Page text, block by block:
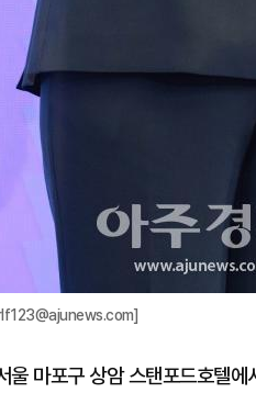
울 마포구 상암 스탠포드호텔